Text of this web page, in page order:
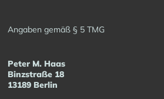
Angaben gemäß § 5 TMG
Peter M. Haas
Binzstraße 18
13189 Berlin